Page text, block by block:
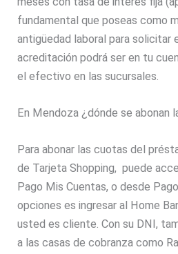
fundamental que poseas como
antigüedad laboral para solicitar
acreditación podrá ser en tu
el efectivo en las sucursales.
En Mendoza ¿dónde se abonan
Para abonar las cuotas del
de Tarjeta Shopping, puede
Pago Mis Cuentas, o desde
opciones es ingresar al Home
usted es cliente. Con su DNI,
a las casas de cobranza como